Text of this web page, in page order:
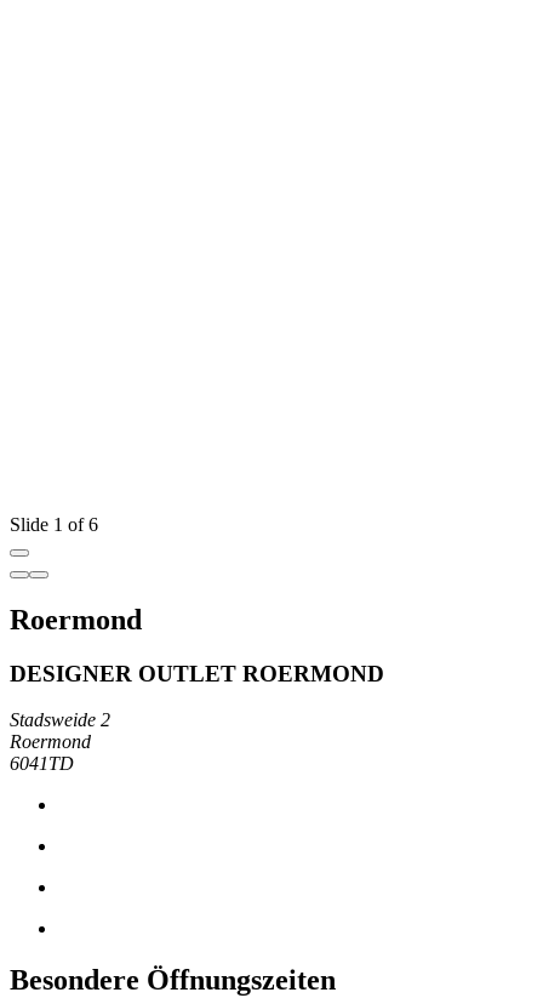
Slide 1 of 6
Roermond
DESIGNER OUTLET ROERMOND
Stadsweide 2
Roermond
6041TD
Besondere Öffnungszeiten